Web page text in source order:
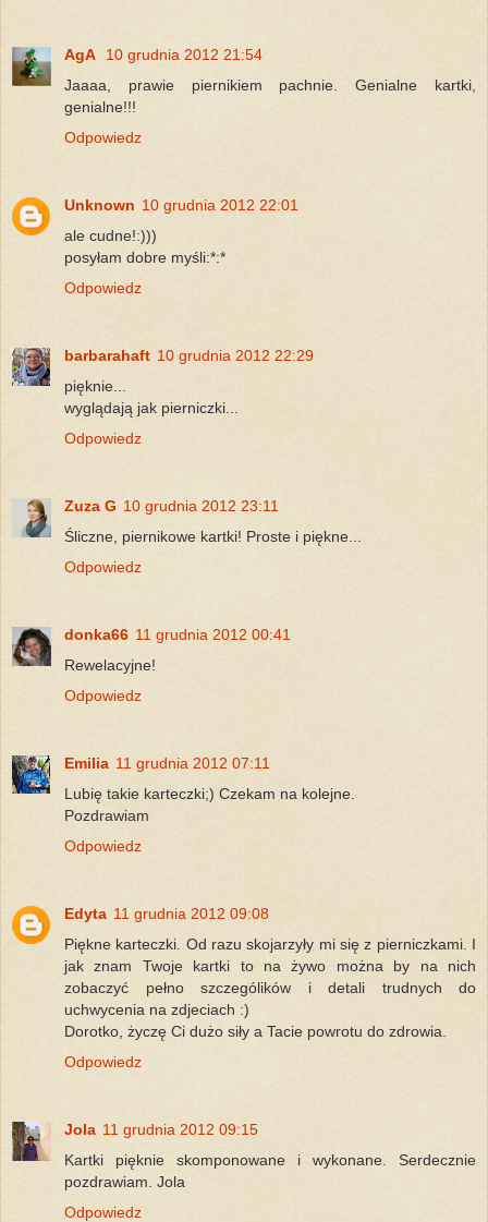
AgA
10 grudnia 2012 21:54
Jaaaa, prawie piernikiem pachnie. Genialne kartki,
genialne!!!
Odpowiedz
Unknown 10 grudnia 2012 22:01
ale cudne!:)))
posyłam dobre myśli:*:*
Odpowiedz
barbarahaft 10 grudnia 2012 22:29
pięknie...
wyglądają jak pierniczki...
Odpowiedz
Zuza G 10 grudnia 2012 23:11
Śliczne, piernikowe kartki! Proste i piękne...
Odpowiedz
donka66 11 grudnia 2012 00:41
Rewelacyjne!
Odpowiedz
Emilia 11 grudnia 2012 07:11
Lubię takie karteczki;) Czekam na kolejne.
Pozdrawiam
Odpowiedz
Edyta 11 grudnia 2012 09:08
Piękne karteczki. Od razu skojarzyły mi się z pierniczkami. I
jak znam Twoje kartki to na żywo można by na nich
zobaczyć pełno szczególików i detali trudnych do
uchwycenia na zdjeciach :)
Dorotko, życzę Ci dużo siły a Tacie powrotu do zdrowia.
Odpowiedz
Jola 11 grudnia 2012 09:15
Kartki pięknie skomponowane i wykonane. Serdecznie
pozdrawiam. Jola
Odpowiedz